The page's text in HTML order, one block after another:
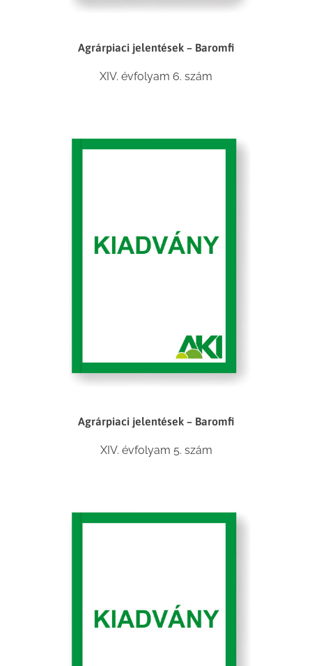
Agrárpiaci jelentések – Baromfi
XIV. évfolyam 6. szám
Agrárpiaci jelentések – Baromfi
XIV. évfolyam 5. szám